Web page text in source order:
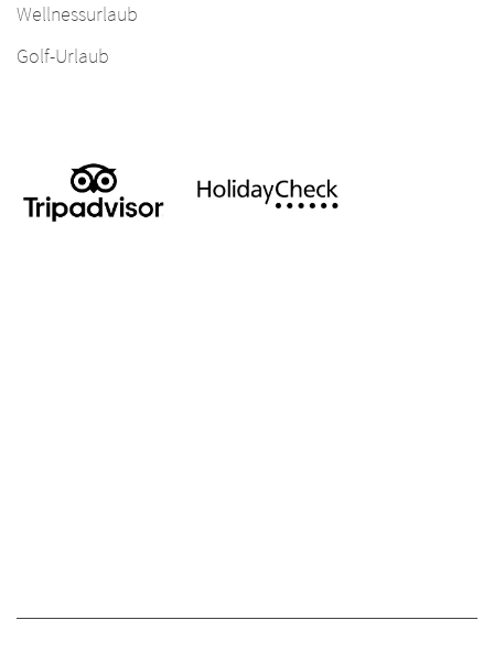
Wellnessurlaub
Golf-Urlaub